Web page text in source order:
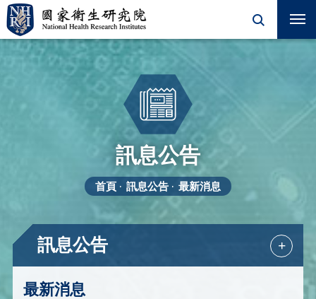
訊息公告
首頁 訊息公告 最新消息
訊息公告 +
最新消息